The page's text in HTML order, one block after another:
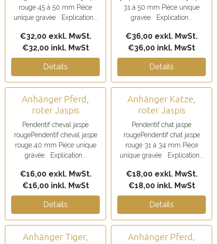
rouge 45 à 50 mm Pièce
unique gravée Explication...
€32,00 exkl. MwSt.
€32,00 inkl. MwSt
Details
31 à 50 mm Pièce unique
gravée Explication...
€36,00 exkl. MwSt.
€36,00 inkl. MwSt
Details
Anhänger Pferd,
roter Jaspis
Pendentif cheval jaspe
rougePendentif cheval jaspe
rouge 40 mm Pièce unique
gravée Explication...
€16,00 exkl. MwSt.
€16,00 inkl. MwSt
Details
Anhänger Katze,
roter Jaspis
Pendentif chat jaspe
rougePendentif chat jaspe
rouge 31 à 34 mm Pièce
unique gravée Explication...
€18,00 exkl. MwSt.
€18,00 inkl. MwSt
Details
Anhänger Tiger,
Anhänger Pferd,